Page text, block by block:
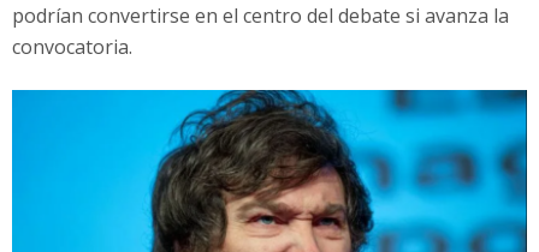
podrían convertirse en el centro del debate si avanza la
convocatoria.